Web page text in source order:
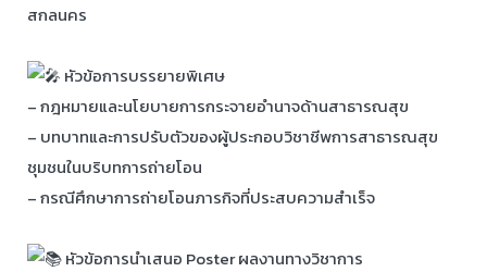
สกลนคร
หัวข้อการบรรยายพิเศษ
– กฎหมายและนโยบายการกระจายอำนาจด้านสาธารณสุข
– บทบาทและการปรับตัวของผู้ประกอบวิชาชีพการสาธารณสุข
ชุมชนในบริบทการถ่ายโอน
– กรณีศึกษาการถ่ายโอนภารกิจที่ประสบความสำเร็จ
หัวข้อการนำเสนอ Poster ผลงานทางวิชาการ